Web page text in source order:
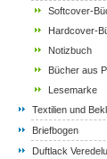
Softcover-
Hardcover-
Notizbuch
Bücher aus
Lesemarke
Textilien und
Briefbogen
Duftlack